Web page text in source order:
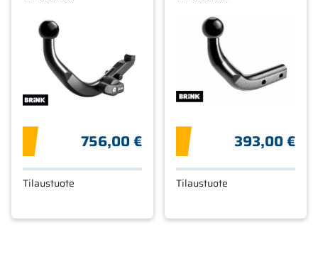
756,00 €
Tilaustuote
393,00 €
Tilaustuote